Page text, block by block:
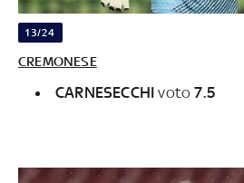
13/24
CREMONESE
CARNESECCHIvoto7.5